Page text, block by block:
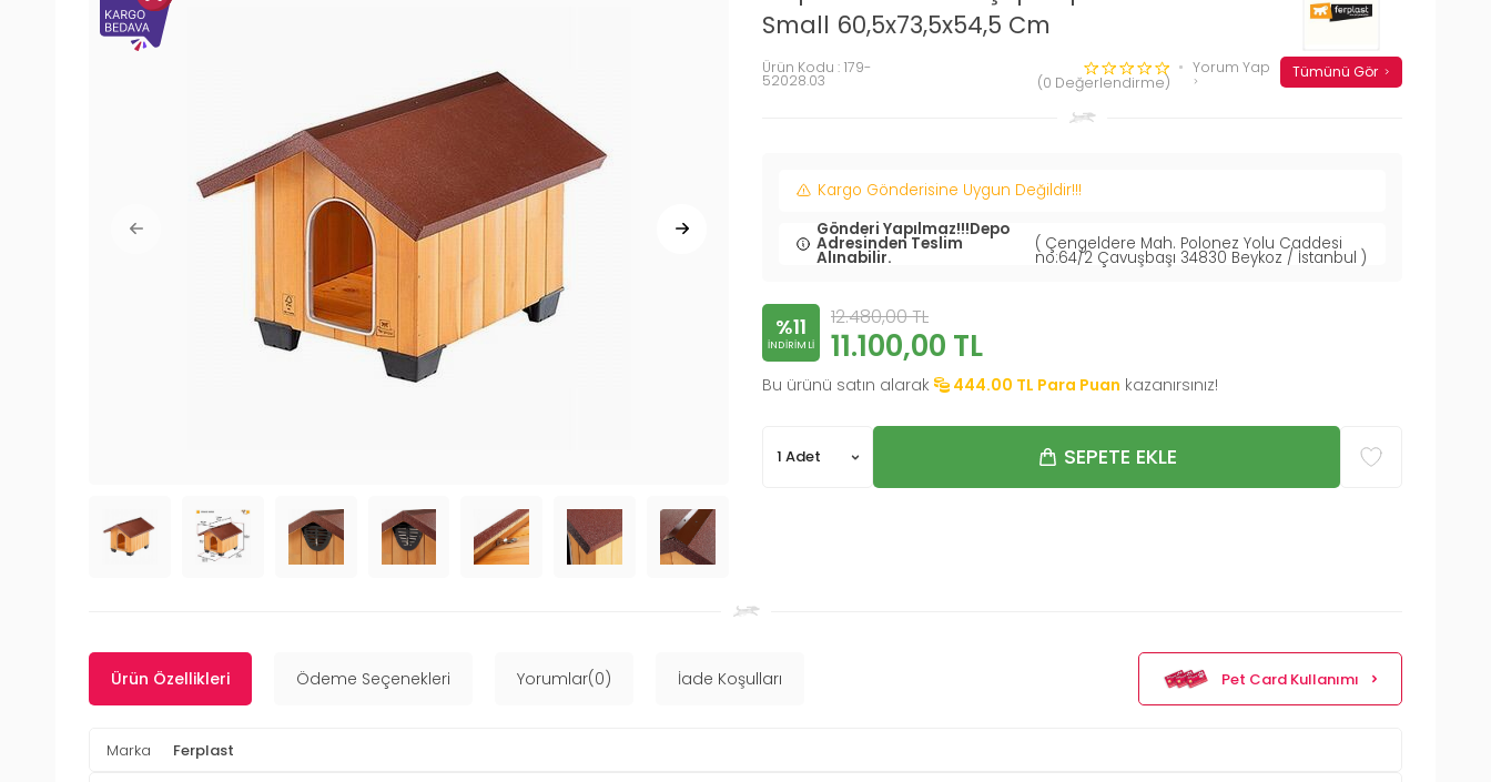
Small 60,5x73,5x54,5 Cm
Ürün Kodu : 179-
52028.03 (0 Değerlendirme)
Yorum Yap Tümünü Gör
Kargo Gönderisine Uygun Değildir!!!
Gönderi Yapılmaz!!!Depo
Adresinden Teslim
Alınabilir.
( Çengeldere Mah. Polonez Yolu Caddesi
no:64/2 Çavuşbaşı 34830 Beykoz / İstanbul )
%11
INDIRIMLI
12.480,00TL
11.100,00 TL
Bu ürünü satın alarak 444.00 TL Para Puan kazanırsınız!
SEPETE EKLE
Ürün Özellikleri Ödeme Seçenekleri Yorumlar(0) İade Koşulları Pet Card Kullanımı
Marka Ferplast